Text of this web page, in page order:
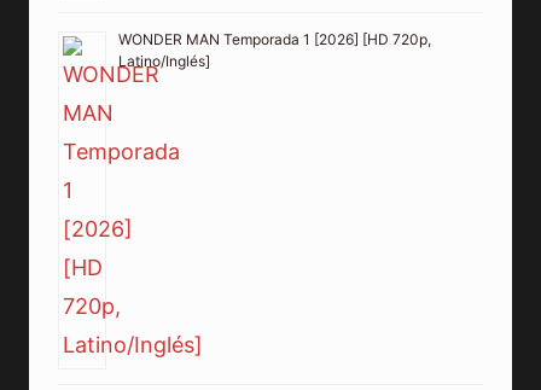
WONDER MAN Temporada 1 [2026] [HD 720p,
Latino/Inglés]